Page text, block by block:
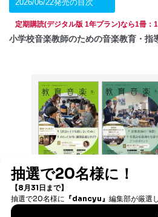
2026/06/22発売の目次
定期購読(デジタル版 1年プラン)なら1冊：
小学校音楽教師のための音楽教育・指
2026/03/17
発売号
2025/12/18
発売号